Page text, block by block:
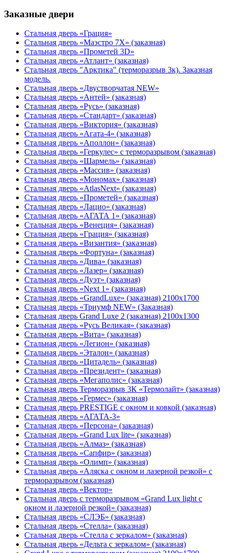
Заказные двери
Стальная дверь «Грация»
Стальная дверь «Маэстро 7Х» (заказная)
Стальная дверь «Прометей 3D»
Стальная дверь «Атлант» (заказная)
Стальная дверь "Арктика" (терморазрыв 3к). Заказная
модель.
Стальная дверь «Двустворчатая NEW»
Стальная дверь «Антей» (заказная)
Стальная дверь «Русь» (заказная)
Стальная дверь «Стандарт» (заказная)
Стальная дверь «Виктория» (заказная)
Стальная дверь «Агата-4» (заказная)
Стальная дверь «Аполлон» (заказная)
Стальная дверь «Геркулес» с терморазрывом (заказная)
Стальная дверь «Шармель» (заказная)
Стальная дверь «Массив» (заказная)
Стальная дверь «Мономах» (заказная)
Стальная дверь «AtlasNext» (заказная)
Стальная дверь «Прометей» (заказная)
Стальная дверь «Лацио» (заказная)
Стальная дверь «АГАТА 1» (заказная)
Стальная дверь «Венеция» (заказная)
Стальная дверь «Гpация» (заказная)
Стальная дверь «Византия» (заказная)
Стальная дверь «Фортуна» (заказная)
Стальная дверь «Дива» (заказная)
Стальная дверь «Лазер» (заказная)
Стальная дверь «Дуэт» (заказная)
Стальная дверь «Next 1» (заказная)
Стальная дверь «GrandLuxe» (заказная) 2100х1700
Стальная дверь «Триумф NEW» (Заказная)
Стальная дверь Grand Luxe 2 (заказная) 2100х1300
Стальная дверь «Русь Великая» (заказная)
Стальная дверь «Вита» (заказная)
Стальная дверь «Легион» (заказная)
Стальная дверь «Эталон» (заказная)
Стальная дверь «Цитадель» (заказная)
Стальная дверь «Президент» (заказная)
Стальная дверь «Мегаполис» (заказная)
Стальная дверь Терморазрыв 3К «Термолайт» (заказная)
Стальная дверь «Гермес» (заказная)
Стальная дверь PRESTIGE с окном и ковкой (заказная)
Стальная дверь «АГАТА-3»
Стальная дверь «Персона» (заказная)
Стальная дверь «Grand Lux lite» (заказная)
Стальная дверь «Алмаз» (заказная)
Стальная дверь «Сапфир» (заказная)
Стальная дверь «Олимп» (заказная)
Стальная дверь «Аляска с окном и лазерной резкой» с
терморазрывом (заказная)
Стальная дверь «Вектор»
Стальная дверь с терморазрывом «Grand Lux light с
окном и лазерной резкой» (заказная)
Стальная дверь «СЛЭБ» (заказная)
Стальная дверь «Стелла» (заказная)
Стальная дверь «Стелла с зеркалом» (заказная)
Стальная дверь «Дельта с зеркалом» (заказная)